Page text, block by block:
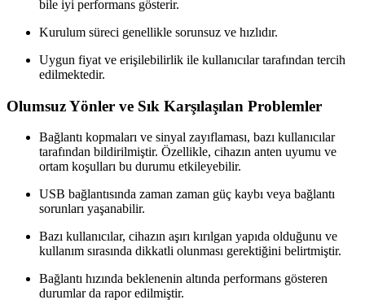
bile iyi performans gösterir.
Kurulum süreci genellikle sorunsuz ve hızlıdır.
Uygun fiyat ve erişilebilirlik ile kullanıcılar tarafından tercih
edilmektedir.
Olumsuz Yönler ve Sık Karşılaşılan Problemler
Bağlantı kopmaları ve sinyal zayıflaması, bazı kullanıcılar
tarafından bildirilmiştir. Özellikle, cihazın anten uyumu ve
ortam koşulları bu durumu etkileyebilir.
USB bağlantısında zaman zaman güç kaybı veya bağlantı
sorunları yaşanabilir.
Bazı kullanıcılar, cihazın aşırı kırılgan yapıda olduğunu ve
kullanım sırasında dikkatli olunması gerektiğini belirtmiştir.
Bağlantı hızında beklenenin altında performans gösteren
durumlar da rapor edilmiştir.